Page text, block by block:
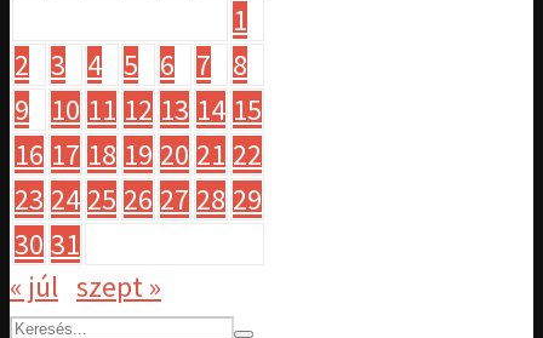
1
2
3 4 5 6 7
8
9
10 11 12 13 14 15
16 17 18 19 20 21 22
23 24 25 26 27 28 29
30 31
« júl szept »